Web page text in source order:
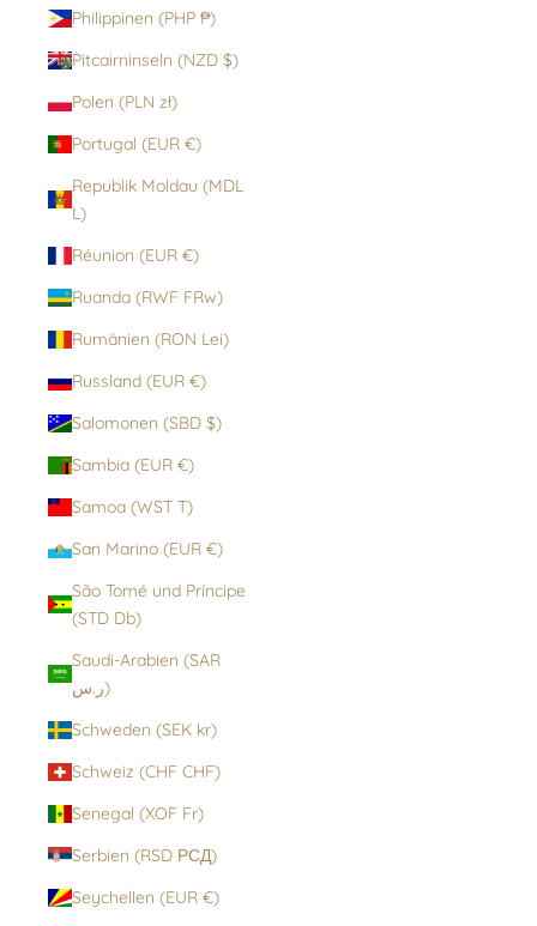
Philippinen (PHP ₱)
Pitcairninseln (NZD $)
Polen (PLN zł)
Portugal (EUR €)
Republik Moldau (MDL
L)
Réunion (EUR €)
Ruanda (RWF FRw)
Rumänien (RON Lei)
Russland (EUR €)
Salomonen (SBD $)
Sambia (EUR €)
Samoa (WST T)
San Marino (EUR €)
São Tomé und Príncipe
(STD Db)
Saudi-Arabien (SAR
ر.س)
Schweden (SEK kr)
Schweiz (CHF CHF)
Senegal (XOF Fr)
Serbien (RSD РСД)
Seychellen (EUR €)